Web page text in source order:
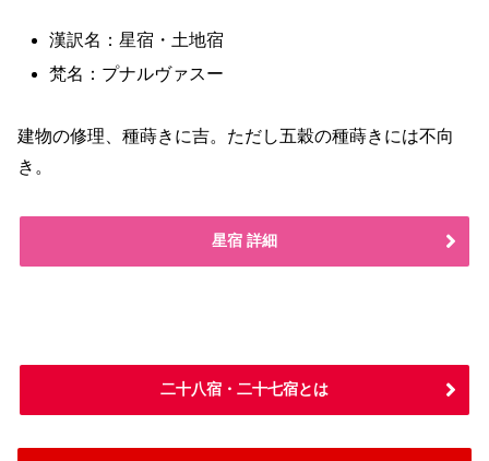
漢訳名：星宿・土地宿
梵名：プナルヴァスー
建物の修理、種蒔きに吉。ただし五穀の種蒔きには不向
き。
星宿 詳細
二十八宿・二十七宿とは